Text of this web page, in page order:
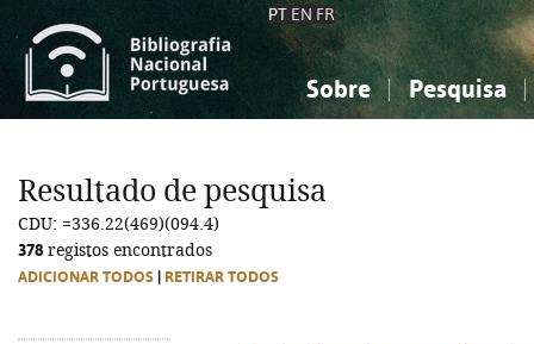
PT EN FR
Sobre Pesquisa
Ciências sociais...
Ciências sociais...
Resultado de pesquisa
CDU: =336.22(469)(094.4)
378 registos encontrados
ADICIONAR TODOS RETIRAR TODOS